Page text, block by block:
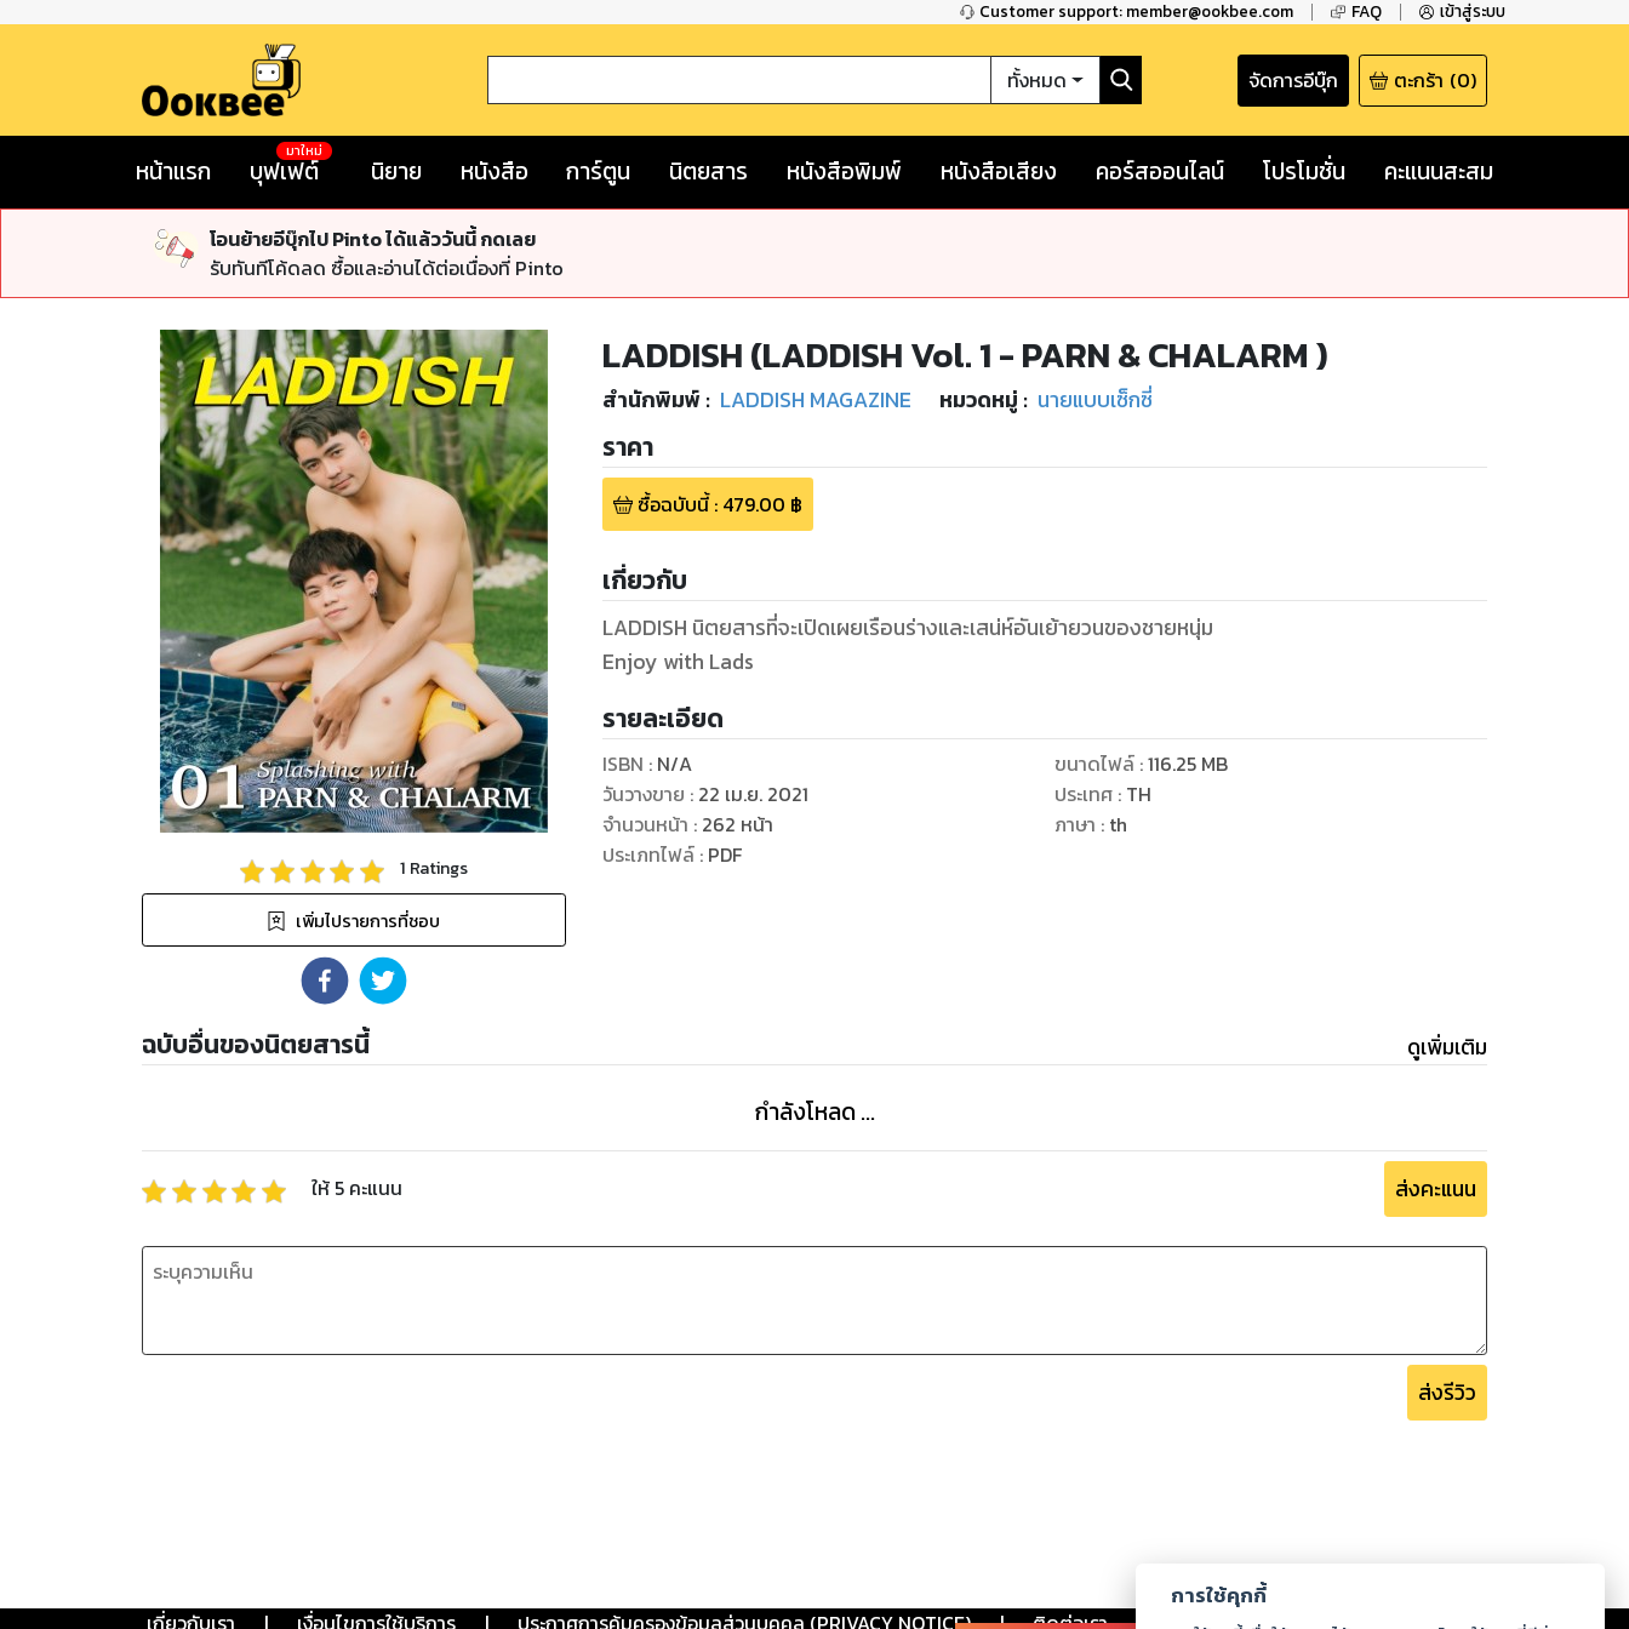
Customer support: member@ookbee.com FAQ เข้าสู่ระบบ
ทั้งหมด จัดการอีบุ๊ก ตะกร้า (0)
หน้าแรก บุฟเฟต์
มาใหม่
นิยาย หนังสือ การ์ตูน นิตยสาร หนังสือพิมพ์ หนังสือเสียง คอร์สออนไลน์ โปรโมชั่น คะแนนสะสม
โอนย้ายอีบุ๊กไป Pinto ได้แล้ววันนี้ กดเลย
รับทันทีโค้ดลด ซื้อและอ่านได้ต่อเนื่องที่ Pinto
1 Ratings
เพิ่มไปรายการที่ชอบ
LADDISH (LADDISH Vol. 1 - PARN & CHALARM )
สำนักพิมพ์ : LADDISH MAGAZINE หมวดหมู่ : นายแบบเซ็กซี่
ราคา
ซื้อฉบับนี้: 479.00 ฿
เกี่ยวกับ
LADDISH นิตยสารที่จะเปิดเผยเรือนร่างและเสน่ห์อันเย้ายวนของชายหนุ่ม
Enjoy with Lads
รายละเอียด
ISBN : N/A
วันวางขาย : 22 เม.ย. 2021
จำนวนหน้า : 262 หน้า
ประเภทไฟล์: PDF
ขนาดไฟล์:116.25 MB
ประเทศ : TH
ภาษา : th
ฉบับอื่นของนิตยสารนี้ ดูเพิ่มเติม
กำลังโหลด ...
ให้ 5 คะแนน ส่งคะแนน
ส่งรีวิว
เกี่ยวกับเรา | เงื่อนไขการใช้บริการ | ประกาศการคุ้มครองข้อมูลส่วนบุคคล (PRIVACY NOTICE) | ติดต่อเรา ร่วมงานกับเรา ดาวน์โหลด
การใช้คุกกี้